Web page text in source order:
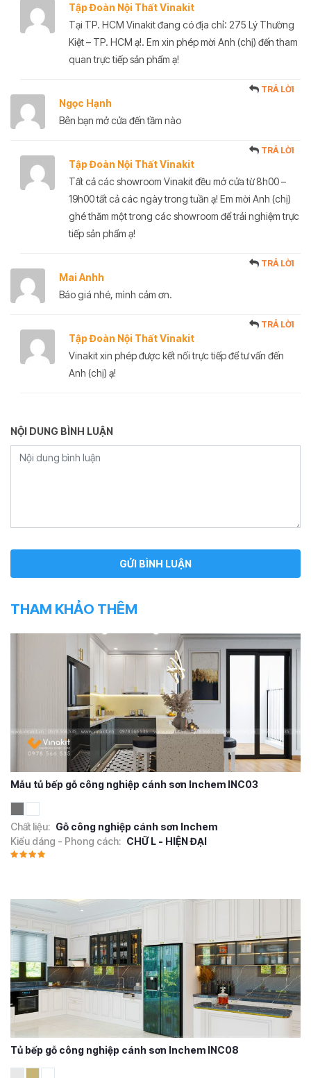
Tập Đoàn Nội Thất Vinakit
Tại TP. HCM Vinakit đang có địa chỉ: 275 Lý Thường
Kiệt – TP. HCM ạ!. Em xin phép mời Anh (chị) đến tham
quan trực tiếp sản phẩm ạ!
Ngọc Hạnh
TRẢ LỜI
Bên bạn mở cửa đến tầm nào
Tập Đoàn Nội Thất Vinakit
TRẢ LỜI
Tất cả các showroom Vinakit đều mở cửa từ 8h00 –
19h00 tất cả các ngày trong tuần ạ! Em mời Anh (chị)
ghé thăm một trong các showroom để trải nghiệm trực
tiếp sản phẩm ạ!
Mai Anhh
TRẢ LỜI
Báo giá nhé, mình cảm ơn.
Tập Đoàn Nội Thất Vinakit
TRẢ LỜI
Vinakit xin phép được kết nối trực tiếp để tư vấn đến
Anh (chị) ạ!
NỘI DUNG BÌNH LUẬN
THAM KHẢO THÊM
Mẫu tủ bếp gỗ công nghiệp cánh sơn Inchem INC03
Chất liệu: Gỗ công nghiệp cánh sơn Inchem
Kiểu dáng - Phong cách: CHỮ L - HIỆN ĐẠI
Tủ bếp gỗ công nghiệp cánh sơn Inchem INC08